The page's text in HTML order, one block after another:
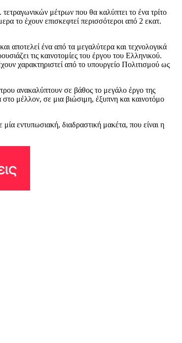
μέτρων που θα καλύπτει το ένα τρίτο
το έχουν επισκεφτεί περισσότεροι από 2 εκατ.
αποτελεί ένα από τα μεγαλύτερα και τεχνολογικά
τις καινοτομίες του έργου του Ελληνικού.
χαρακτηριστεί από το υπουργείο Πολιτισμού ως
ανακαλύπτουν σε βάθος το μεγάλο έργο της
μέλλον, σε μια βιώσιμη, έξυπνη και καινοτόμο
εντυπωσιακή, διαδραστική μακέτα, που είναι η